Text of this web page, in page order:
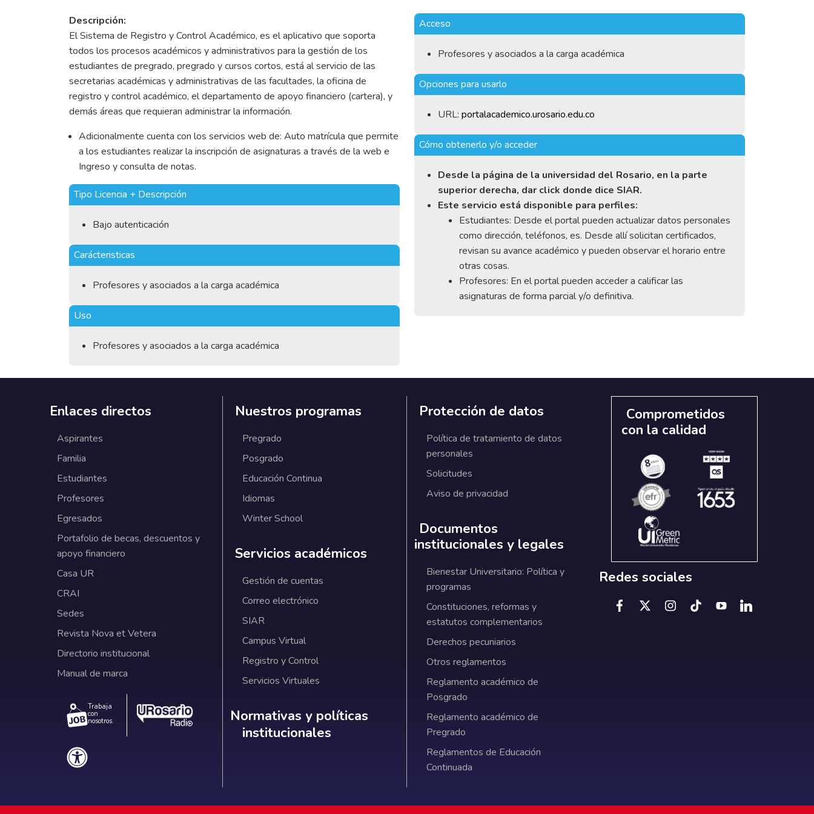
Descripción:
El Sistema de Registro y Control Académico, es el aplicativo que soporta
todos los procesos académicos y administrativos para la gestión de los
estudiantes de pregrado, pregrado y cursos cortos, está al servicio de las
secretarias académicas y administrativas de las facultades, la oficina de
registro y control académico, el departamento de apoyo financiero (cartera), y
demás áreas que requieran administrar la información.
Adicionalmente cuenta con los servicios web de: Auto matrícula que permite
a los estudiantes realizar la inscripción de asignaturas a través de la web e
Ingreso y consulta de notas.
Tipo Licencia + Descripción
Bajo autenticación
Carácteristicas
Profesores y asociados a la carga académica
Uso
Profesores y asociados a la carga académica
Acceso
Profesores y asociados a la carga académica
Opciones para usarlo
URL:portalacademico.urosario.edu.co
Cómo obtenerlo y/o acceder
Desde la página de la universidad del Rosario, en la parte
superior derecha, dar click donde dice SIAR.
Este servicio está disponible para perfiles:
Estudiantes: Desde el portal pueden actualizar datos personales
como dirección, teléfonos, es. Desde allí solicitan certificados,
revisan su avance académico y pueden observar el horario entre
otras cosas.
Profesores: En el portal pueden acceder a calificar las
asignaturas de forma parcial y/o definitiva.
Enlaces directos
Aspirantes
Familia
Estudiantes
Profesores
Egresados
Portafolio de becas, descuentos y
apoyo financiero
Casa UR
CRAI
Sedes
Revista Nova et Vetera
Directorio institucional
Manual de marca
Trabaja
con
nosotros.
Nuestros programas
Pregrado
Posgrado
Educación Continua
Idiomas
Winter School
Servicios académicos
Gestión de cuentas
Correo electrónico
SIAR
Campus Virtual
Registro y Control
Servicios Virtuales
Normativas y políticas institucionales
Normativas y políticas
institucionales
Protección de datos
Política de tratamiento de datos
personales
Solicitudes
Aviso de privacidad
Documentos
institucionales y legales
Bienestar Universitario: Política y
programas
Constituciones, reformas y
estatutos complementarios
Derechos pecuniarios
Otros reglamentos
Reglamento académico de
Posgrado
Reglamento académico de
Pregrado
Reglamentos de Educación
Continuada
Comprometidos
con la calidad
Redes sociales